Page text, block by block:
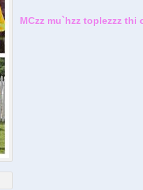
MCzz mu`hzz toplezzz